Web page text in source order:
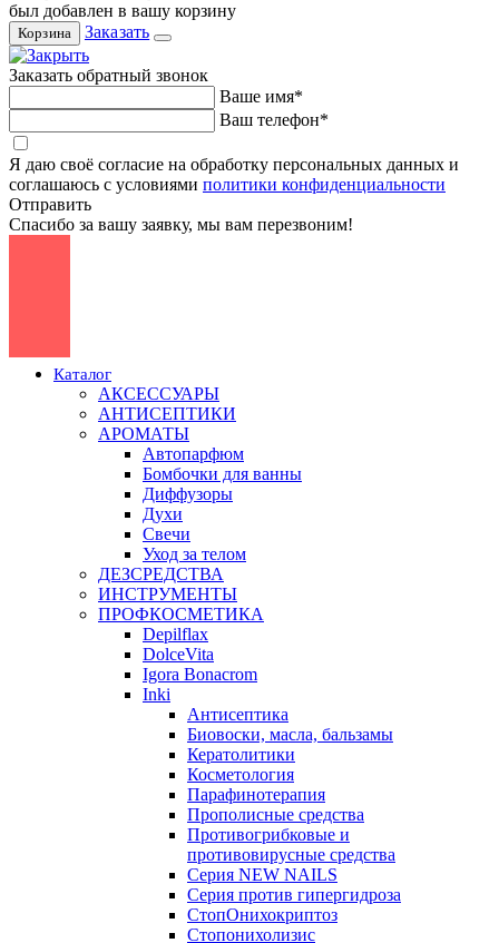
был добавлен в вашу корзину
Корзина Заказать
Заказать обратный звонок
Ваше имя*
Ваш телефон*
Я даю своё согласие на обработку персональных данных и
соглашаюсь с условиями политики конфиденциальности
Отправить
Спасибо за вашу заявку, мы вам перезвоним!
Каталог
АКСЕССУАРЫ
АНТИСЕПТИКИ
АРОМАТЫ
Автопарфюм
Бомбочки для ванны
Диффузоры
Духи
Свечи
Уход за телом
ДЕЗСРЕДСТВА
ИНСТРУМЕНТЫ
ПРОФКОСМЕТИКА
Depilflax
DolceVita
Igora Bonacrom
Inki
Антисептика
Биовоски, масла, бальзамы
Кератолитики
Косметология
Парафинотерапия
Прополисные средства
Противогрибковые и
противовирусные средства
Серия NEW NAILS
Серия против гипергидроза
СтопОнихокриптоз
Стопонихолизис